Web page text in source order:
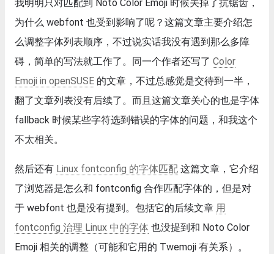
我明明只对匹配到 Noto Color Emoji 时候关掉了抗锯齿，
为什么 webfont 也受到影响了呢？这篇文章主要介绍怎
么调整字体列表顺序，不过说实话我没有遇到那么多障
碍，简单的写法就工作了。同一个作者还写了 Color
Emoji in openSUSE 的文章，不过总感觉是交待到一半，
翻了文章列表没有后续了。而且这篇文章关心的也是字体
fallback 时候某些字符选到错误的字体的问题，和我这个
不太相关。
然后还有 Linux fontconfig 的字体匹配 这篇文章，它介绍
了浏览器是怎么和 fontconfig 合作匹配字体的，但是对
于 webfont 也是没有提到。包括它的后续文章 用
fontconfig 治理 Linux 中的字体 也没提到和 Noto Color
Emoji 相关的调整（可能和它用的 Twemoji 有关系）。